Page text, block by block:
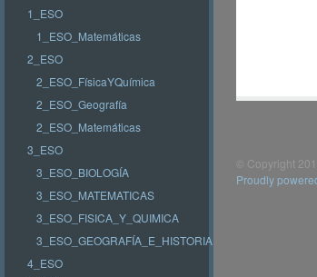
1_ESO
1_ESO_Matemáticas
2_ESO
2_ESO_FísicaYQuímica
2_ESO_Geografía
2_ESO_Matemáticas
3_ESO
3_ESO_BIOLOGÍA
3_ESO_MATEMATICAS
3_ESO_FISICA_Y_QUIMICA
3_ESO_GEOGRAFÍA_E_HISTORIA
4_ESO
© Copyright
Proudly